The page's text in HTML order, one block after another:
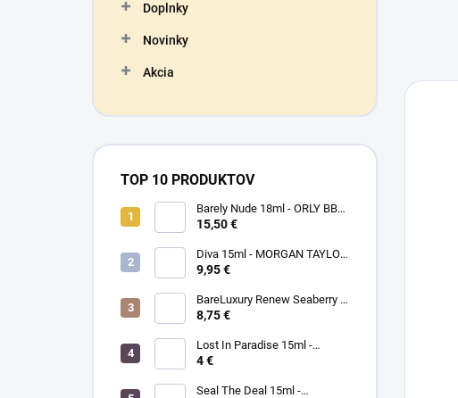
Doplnky
Novinky
Akcia
TOP 10 PRODUKTOV
Barely Nude 18ml - ORLY BB
CRÉME - makeup na nechty
15,50 €
Diva 15ml - MORGAN TAYLOR
- lak na nechty
9,95 €
BareLuxury Renew Seaberry &
Kukui - MORGAN TAYLOR -
sada rakytník/kukui
8,75 €
Lost In Paradise 15ml -
MORGAN TAYLOR - lak na
4 €
Seal The Deal 15ml -